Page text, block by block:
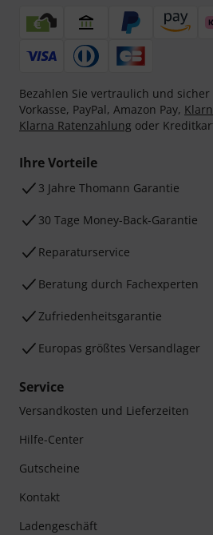
Bezahlen Sie vertraulich und
Vorkasse, PayPal, Amazon Pay,
Klarna Ratenzahlung oder
Ihre Vorteile
3 Jahre Thomann Garantie
30 Tage Money-Back-Garantie
Reparaturservice
Beratung durch Fachexperten
Zufriedenheitsgarantie
Europas größtes Versandlager
Service
Versandkosten und Lieferzeiten
Hilfe-Center
Gutscheine
Kontakt
Ladengeschäft